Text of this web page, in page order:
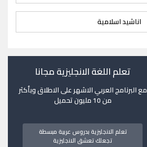
اناشيد اسلامية
تعلم اللغة الانجليزية مجانا
مع البرنامج العربي الاشهر على الاطلاق وبأكثر
من 10 مليون تحميل
تعلم الانجليزية بدروس عربية مبسطة
تجعلك تعشق الانجليزية